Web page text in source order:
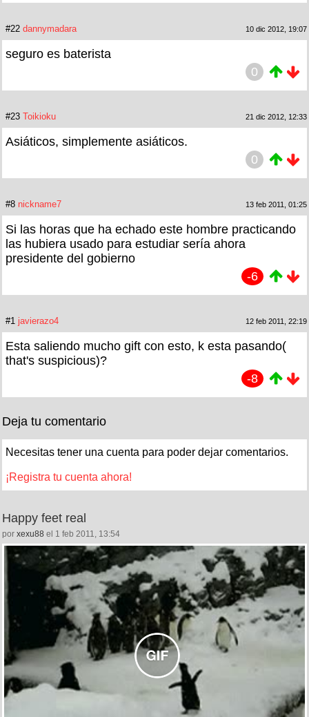
#22 dannymadara 10 dic 2012, 19:07
seguro es baterista
0
#23 Toikioku 21 dic 2012, 12:33
Asiáticos, simplemente asiáticos.
0
#8 nickname7 13 feb 2011, 01:25
Si las horas que ha echado este hombre practicando
las hubiera usado para estudiar sería ahora
presidente del gobierno
-6
#1 javierazo4 12 feb 2011, 22:19
Esta saliendo mucho gift con esto, k esta pasando(
that's suspicious)?
-8
Deja tu comentario
Necesitas tener una cuenta para poder dejar comentarios.
¡Registra tu cuenta ahora!
Happy feet real
por xexu88 el 1 feb 2011, 13:54